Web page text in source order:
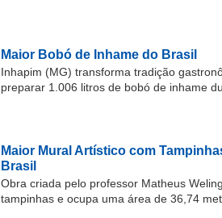
Maior Bobó de Inhame do Brasil
Inhapim (MG) transforma tradição
preparar 1.006 litros de bobó de inhame
Maior Mural Artístico com
Brasil
Obra criada pelo professor Matheus
tampinhas e ocupa uma área de 36,74